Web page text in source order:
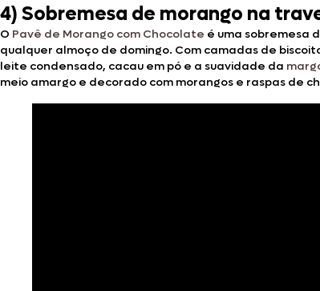
4) Sobremesa de morango na
O Pavê de Morango com Chocolate é uma sobremesa
qualquer almoço de domingo. Com camadas de
leite condensado, cacau em pó e a suavidade da
meio amargo e decorado com morangos e raspas de